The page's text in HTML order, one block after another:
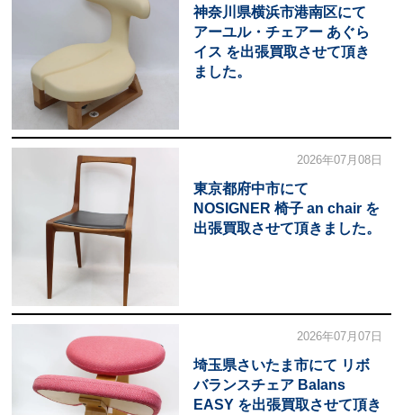
神奈川県横浜市港南区にて
アーユル・チェアー あぐら
イス を出張買取させて頂き
ました。
2026年07月08日
東京都府中市にて
NOSIGNER 椅子 an chair を
出張買取させて頂きました。
2026年07月07日
埼玉県さいたま市にて リボ
バランスチェア Balans
EASY を出張買取させて頂き